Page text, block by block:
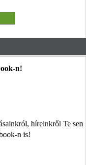
n!
híreinkről Te
n is!